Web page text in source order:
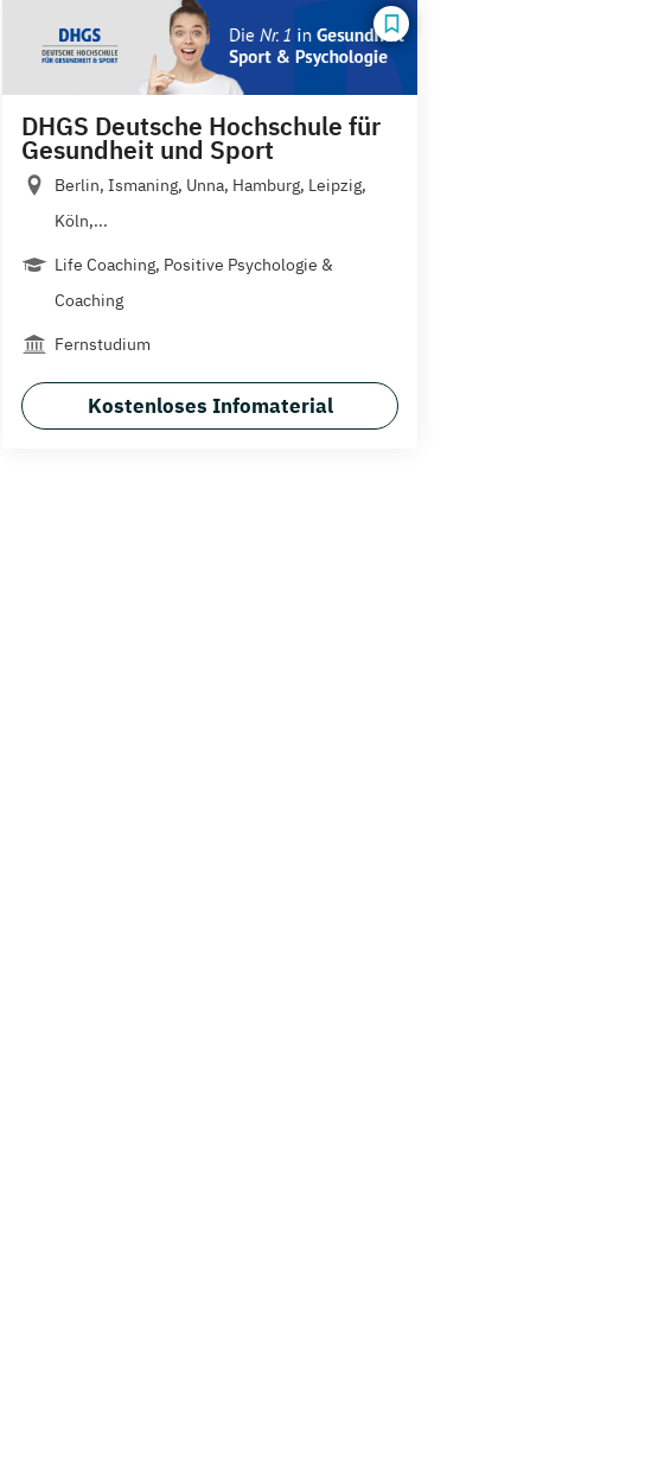
DHGS Deutsche Hochschule für
Gesundheit und Sport
Berlin, Ismaning, Unna, Hamburg, Leipzig,
Köln,...
Life Coaching, Positive Psychologie &
Coaching
Fernstudium
Kostenloses Infomaterial